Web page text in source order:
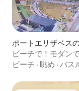
ポートエリザベス
ビーチで！モダン
ビーチ · 眺め · バス